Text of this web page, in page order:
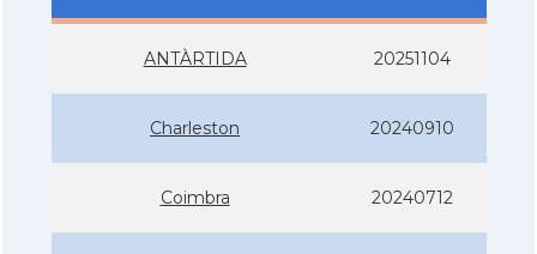
ANTÀRTIDA 20251104
Charleston 20240910
Coimbra 20240712